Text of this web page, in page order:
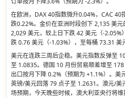
在欧洲，DAX 40指数微升0.04%，CAC
跌0.22%。金价在亚洲时段创下 2,135 美
2,029 美元，较上日下跌 42 美元（-2.05%
跌 0.76 美元（-1.03%），至每桶 73.31 美
美元在连跌三周后企稳。美元指数反弹至
至 1.0835。德国 10 月份贸易顺差增至 178
出口按月下降 0.2%（预期为 +1.1%）。美
英镑/美元回落 79 点子至 1.2631。澳元/
场预期，今天晚些时候，澳大利亚央行将维